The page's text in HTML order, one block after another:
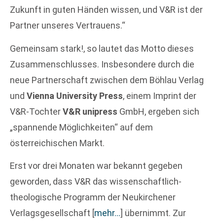
Zukunft in guten Händen wissen, und V&R ist der
Partner unseres Vertrauens.“
Gemeinsam stark!, so lautet das Motto dieses
Zusammenschlusses. Insbesondere durch die
neue Partnerschaft zwischen dem Böhlau Verlag
und Vienna University Press, einem Imprint der
V&R-TochterV&R unipress GmbH, ergeben sich
„spannende Möglichkeiten“ auf dem
österreichischen Markt.
Erst vor drei Monaten war bekannt gegeben
geworden, dass V&R das wissenschaftlich-
theologische Programm der Neukirchener
Verlagsgesellschaft [mehr…] übernimmt. Zur